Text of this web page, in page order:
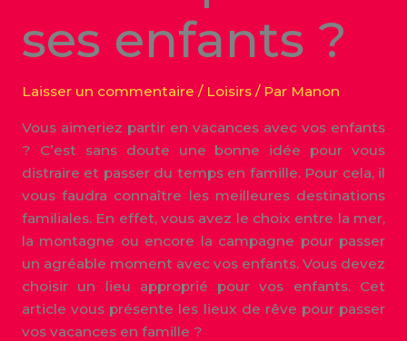
ses enfants ?
Laisser un commentaire / Loisirs/ Par Manon
Vous aimeriez partir en vacances avec vos enfants
? C’est sans doute une bonne idée pour vous
distraire et passer du temps en famille. Pour cela, il
vous faudra connaître les meilleures destinations
familiales. En effet, vous avez le choix entre la mer,
la montagne ou encore la campagne pour passer
un agréable moment avec vos enfants. Vous devez
choisir un lieu approprié pour vos enfants. Cet
article vous présente les lieux de rêve pour passer
vos vacances en famille ?